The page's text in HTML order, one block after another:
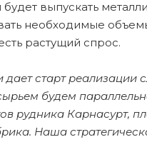
выпускать
необходимые
растущий спрос.
старт реализации
будем
рудника Карнасурт,
Наша